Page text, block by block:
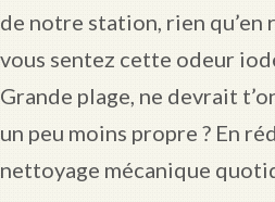
de notre station, rien qu’en
vous sentez cette odeur
Grande plage, ne devrait
un peu moins propre ? En
nettoyage mécanique